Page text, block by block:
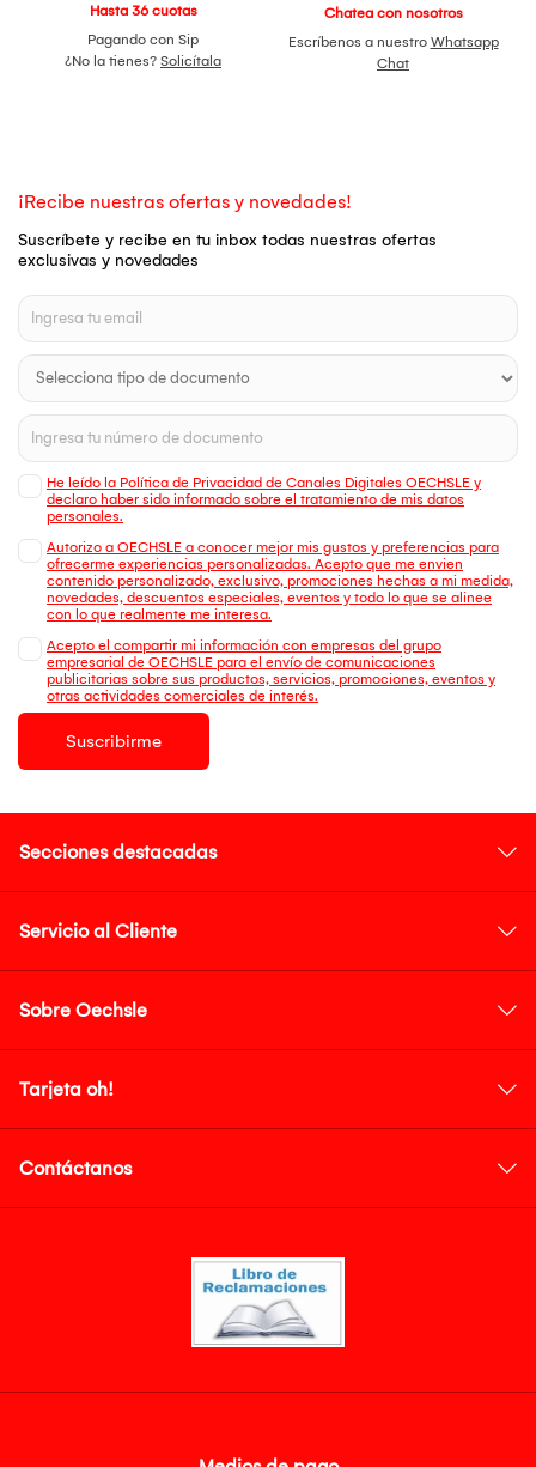
Hasta 36 cuotas
Pagando con Sip
¿No la tienes? Solicítala
Chatea con nosotros
Escríbenos a nuestro Whatsapp
Chat
¡Recibe nuestras ofertas y novedades!
Suscríbete y recibe en tu inbox todas nuestras ofertas
exclusivas y novedades
He leído la Política de Privacidad de Canales Digitales OECHSLE y
declaro haber sido informado sobre el tratamiento de mis datos
personales.
Autorizo a OECHSLE a conocer mejor mis gustos y preferencias para
ofrecerme experiencias personalizadas. Acepto que me envien
contenido personalizado, exclusivo, promociones hechas a mi medida,
novedades, descuentos especiales, eventos y todo lo que se alinee
con lo que realmente me interesa.
Acepto el compartir mi información con empresas del grupo
empresarial de OECHSLE para el envío de comunicaciones
publicitarias sobre sus productos, servicios, promociones, eventos y
otras actividades comerciales de interés.
Suscribirme
Secciones destacadas
Servicio al Cliente
Sobre Oechsle
Tarjeta oh!
Contáctanos